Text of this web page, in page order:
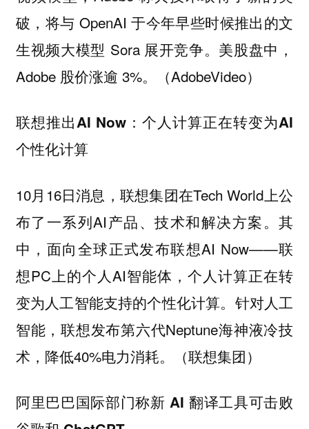
破，将与 OpenAI 于今年早些时候推出的文
生视频大模型 Sora 展开竞争。美股盘中，
Adobe 股价涨逾 3%。（AdobeVideo）
联想推出AI Now：个人计算正在转变为AI
个性化计算
10月16日消息，联想集团在Tech World上公
布了一系列AI产品、技术和解决方案。其
中，面向全球正式发布联想AI Now——联
想PC上的个人AI智能体，个人计算正在转
变为人工智能支持的个性化计算。针对人工
智能，联想发布第六代Neptune海神液冷技
术，降低40%电力消耗。（联想集团）
阿里巴巴国际部门称新 AI 翻译工具可击败